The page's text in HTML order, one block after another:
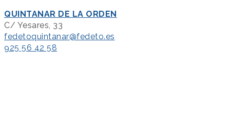
QUINTANAR DE LA ORDEN
C/ Yesares, 33
fedetoquintanar@fedeto.es
925 56 42 58